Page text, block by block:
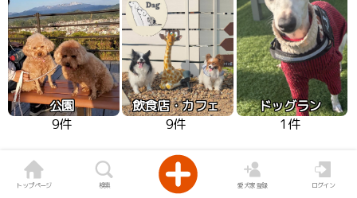
公園
9件
飲食店・カフェ
9件
ドッグラン
1件
トップページ 検索 愛犬家登録 ログイン